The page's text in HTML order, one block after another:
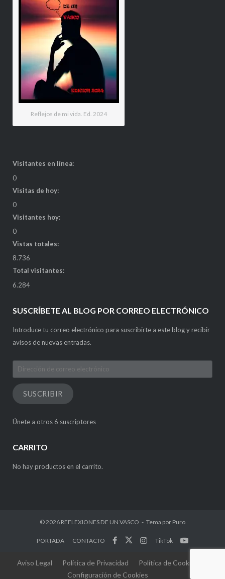
Reflejos de mi vida. Ed. 2024
Visitantes en línea:
0
Visitas de hoy:
0
Visitantes hoy:
0
Vistas totales:
8.736
Total visitantes:
6.284
SUSCRÍBETE AL BLOG POR CORREO ELECTRÓNICO
Introduce tu correo electrónico para suscribirte a este blog y recibir
avisos de nuevas entradas.
Dirección
de
correo
electrónico
SUSCRIBIR
Únete a otros 6 suscriptores
CARRITO
No hay productos en el carrito.
© 2026 REFLEXIONES DE UN VASCO Tema por Puro
PORTADA CONTACTO TikTok
Aviso Legal Política de Privacidad
Política de Cookies
Configuración de Cookies